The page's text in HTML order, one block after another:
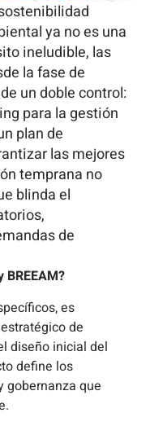
ya no es una
ineludible, las
la fase de
un doble control:
para la gestión
plan de
las mejores
temprana no
blinda el
de
es
de
diseño inicial del
define los
gobernanza que